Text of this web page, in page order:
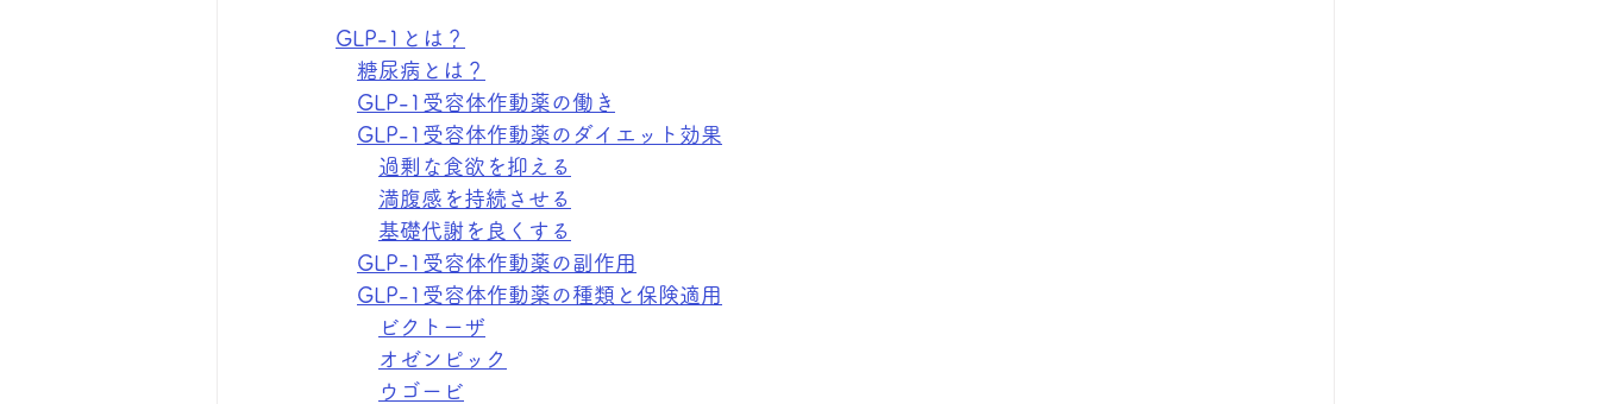
GLP-1とは？
糖尿病とは？
GLP-1受容体作動薬の働き
GLP-1受容体作動薬のダイエット効果
過剰な食欲を抑える
満腹感を持続させる
基礎代謝を良くする
GLP-1受容体作動薬の副作用
GLP-1受容体作動薬の種類と保険適用
ビクトーザ
オゼンピック
ウゴービ